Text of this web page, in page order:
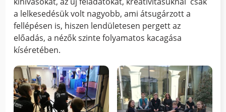
a lelkesedésük volt nagyobb, ami átsugárzott a
fellépésen is, hiszen lendületesen pergett az
előadás, a nézők szinte folyamatos kacagása
kíséretében.